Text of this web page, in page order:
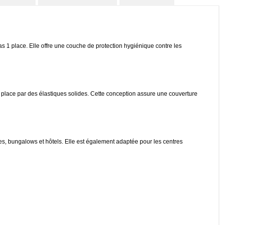
1 place. Elle offre une couche de protection hygiénique contre les
par des élastiques solides. Cette conception assure une couverture
bungalows et hôtels. Elle est également adaptée pour les centres